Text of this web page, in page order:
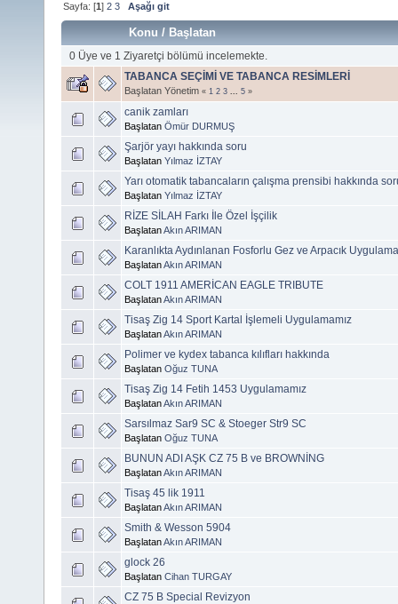
Sayfa: [1]2 3 Aşağı git
Konu / Başlatan
0 Üye ve 1 Ziyaretçi bölümü incelemekte.
TABANCA SEÇİMİ VE TABANCA RESİMLERİ
Başlatan Yönetim « 1 2 3 5 »
canik zamları
Başlatan Ömür DURMUŞ
Şarjör yayı hakkında soru
Başlatan Yılmaz İZTAY
Yarı otomatik tabancaların çalışma prensibi hakkında
Başlatan Yılmaz İZTAY
RİZE SİLAH Farkı İle Özel İşçilik
BaşlatanAkın ARIMAN
Karanlıkta Aydınlanan Fosforlu Gez ve Arpacık
BaşlatanAkın ARIMAN
COLT 1911 AMERİCAN EAGLE TRIBUTE
BaşlatanAkın ARIMAN
Tisaş Zig 14 Sport Kartal İşlemeli Uygulamamız
BaşlatanAkın ARIMAN
Polimer ve kydex tabanca kılıfları hakkında
Başlatan Oğuz TUNA
Tisaş Zig 14 Fetih 1453 Uygulamamız
BaşlatanAkın ARIMAN
Sarsılmaz Sar9 SC & Stoeger Str9 SC
Başlatan Oğuz TUNA
BUNUN ADI AŞK CZ 75 B ve BROWNİNG
BaşlatanAkın ARIMAN
Tisaş 45 lik 1911
BaşlatanAkın ARIMAN
Smith & Wesson 5904
BaşlatanAkın ARIMAN
glock 26
Başlatan Cihan TURGAY
CZ 75 B Special Revizyon